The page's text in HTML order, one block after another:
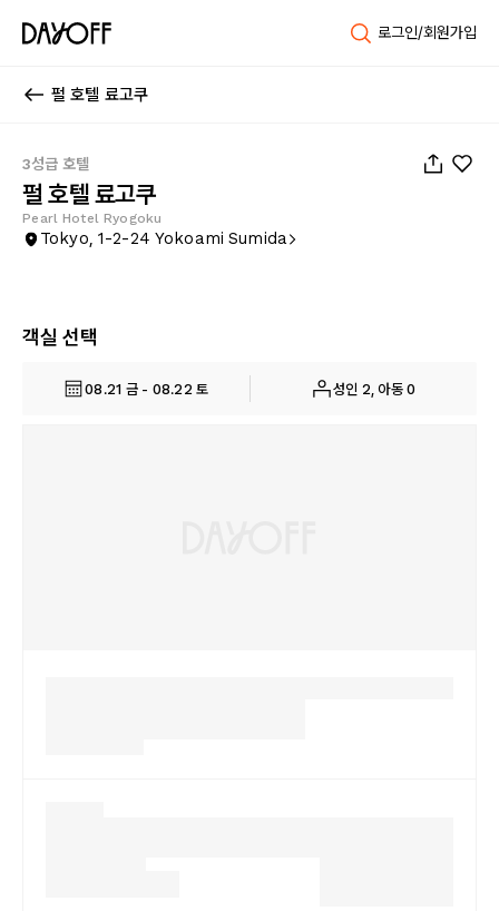
로그인/회원가입
펄 호텔 료고쿠
3성급 호텔
펄 호텔 료고쿠
Pearl Hotel Ryogoku
Tokyo, 1-2-24 Yokoami Sumida
객실 선택
08.21 금 - 08.22 토 성인 2, 아동 0